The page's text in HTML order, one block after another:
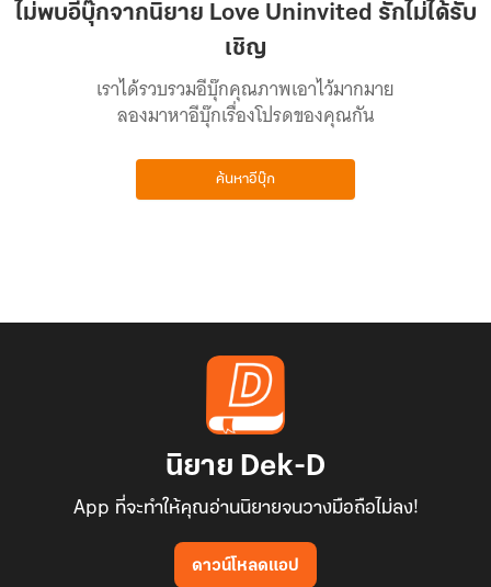
ไม่พบอีบุ๊กจากนิยาย Love Uninvited รักไม่ได้รับ
เชิญ
เราได้รวบรวมอีบุ๊กคุณภาพเอาไว้มากมาย
ลองมาหาอีบุ๊กเรื่องโปรดของคุณกัน
ค้นหาอีบุ๊ก
นิยาย Dek-D
App ที่จะทำให้คุณอ่านนิยายจนวางมือถือไม่ลง!
ดาวน์โหลดแอป